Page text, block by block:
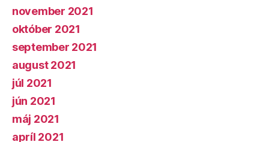
november 2021
október 2021
september 2021
august 2021
júl 2021
jún 2021
máj 2021
apríl 2021